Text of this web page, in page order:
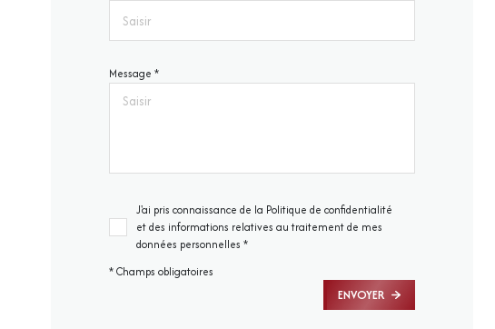
Message *
J'ai pris connaissance de la Politique de confidentialité
et des informations relatives au traitement de mes
données personnelles *
* Champs obligatoires
ENVOYER